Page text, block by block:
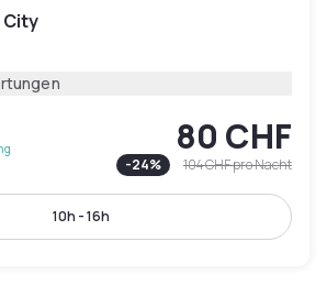
80 CHF
-24% 104 CHFpro Nacht
10h - 16h